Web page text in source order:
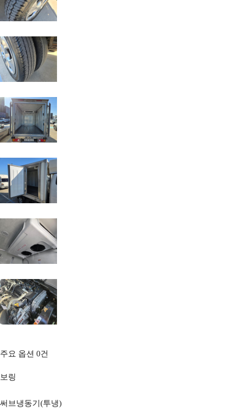
주요 옵션 0건
보링
써브냉동기(투냉)